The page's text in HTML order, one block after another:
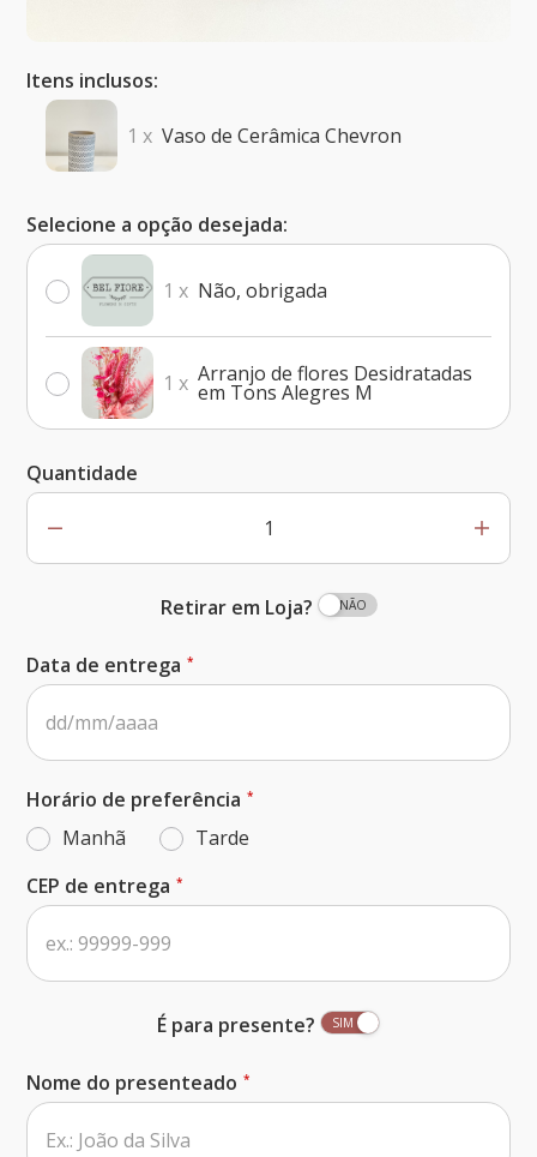
Itens inclusos:
1 x Vaso de Cerâmica Chevron
Selecione a opção desejada:
1 x Não, obrigada
1 x Arranjo de flores Desidratadas
em Tons Alegres M
Quantidade
Retirar em Loja?
Data de entrega
Horário de preferência
Manhã
Tarde
CEP de entrega
É para presente?
Nome do presenteado